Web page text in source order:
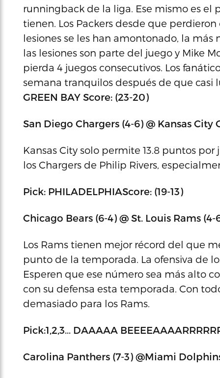
runningback de la liga. Ese mismo es el
tienen. Los Packers desde que
lesiones se les han amontonado, la más
las lesiones son parte del juego y Mike
pierda 4 juegos consecutivos. Los
semana tranquilos después de que casi
GREEN BAY Score: (23-20)
San Diego Chargers (4-6) @ Kansas City
Kansas City solo permite 13.8 puntos
los Chargers de Philip Rivers,
Pick: PHILADELPHIAScore: (19-13)
Chicago Bears (6-4) @ St. Louis Rams (4-
Los Rams tienen mejor récord del que
punto de la temporada. La ofensiva de
Esperen que ese número sea más alto
con su defensa esta temporada. Con
demasiado para los Rams.
Pick:1,2,3… DAAAAA
Carolina Panthers (7-3) @Miami